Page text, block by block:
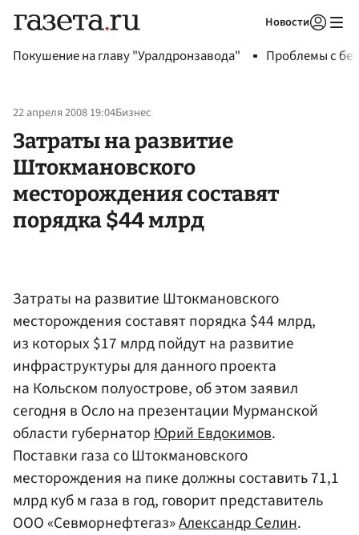
Новости
Покушение на главу "Уралдронзавода" Проблемы с
22 апреля 2008 19:04Бизнес
Затраты на развитие
Штокмановского
месторождения составят
порядка $44 млрд
Затраты на развитие Штокмановского
месторождения составят порядка $44 млрд,
из которых $17 млрд пойдут на развитие
инфраструктуры для данного проекта
на Кольском полуострове, об этом заявил
сегодня в Осло на презентации Мурманской
области губернаторЮрий Евдокимов.
Поставки газа со Штокмановского
месторождения на пике должны составить 71,1
млрд куб м газа в год, говорит представитель
ООО «Севморнефтегаз»Александр Селин.